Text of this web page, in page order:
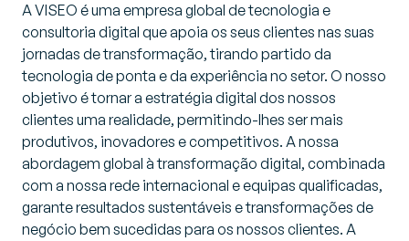
A VISEO é uma empresa global de tecnologia e
consultoria digital que apoia os seus clientes nas suas
jornadas de transformação, tirando partido da
tecnologia de ponta e da experiência no setor. O nosso
objetivo é tornar a estratégia digital dos nossos
clientes uma realidade, permitindo-lhes ser mais
produtivos, inovadores e competitivos. A nossa
abordagem global à transformação digital, combinada
com a nossa rede internacional e equipas qualificadas,
garante resultados sustentáveis e transformações de
negócio bem sucedidas para os nossos clientes. A